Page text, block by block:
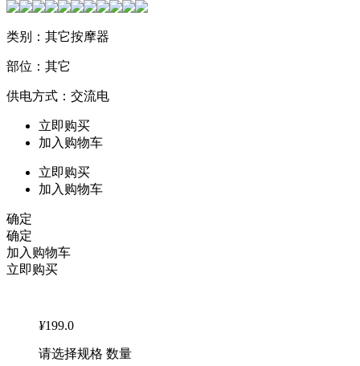
类别：其它按摩器
部位：其它
供电方式：交流电
立即购买
加入购物车
立即购买
加入购物车
确定
确定
加入购物车
立即购买
¥199.0
请选择规格 数量